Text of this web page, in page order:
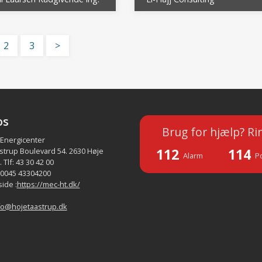
2 3 >
Boulevard 54. 2630 Høje
43 30 42 00
43304200
:https://mec-ht.dk/
Brug for hjælp?
112 Alarm 114